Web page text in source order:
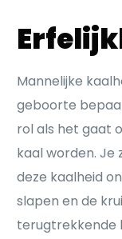
Mannelijke
geboorte
rol als het gaat
kaal worden. Je
deze kaalheid
slapen en de
terugtrekkende